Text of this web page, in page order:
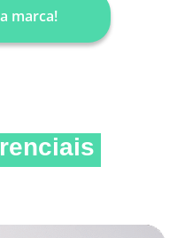
marca!